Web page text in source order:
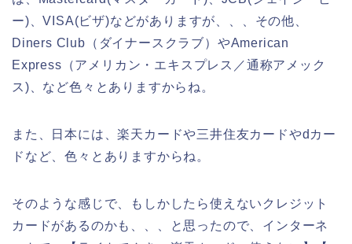
ー)、VISA(ビザ)などがありますが、、、その他、
Diners Club（ダイナースクラブ）やAmerican
Express（アメリカン・エキスプレス／通称アメック
ス)、など色々とありますからね。
また、日本には、楽天カードや三井住友カードやdカー
ドなど、色々とありますからね。
そのような感じで、もしかしたら使えないクレジット
カードがあるのかも、、、と思ったので、インターネ